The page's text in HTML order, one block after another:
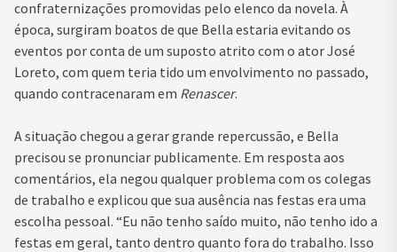
confraternizações promovidas pelo elenco da novela. À
época, surgiram boatos de que Bella estaria evitando os
eventos por conta de um suposto atrito com o ator José
Loreto, com quem teria tido um envolvimento no passado,
quando contracenaram em Renascer.
A situação chegou a gerar grande repercussão, e Bella
precisou se pronunciar publicamente. Em resposta aos
comentários, ela negou qualquer problema com os colegas
de trabalho e explicou que sua ausência nas festas era uma
escolha pessoal. “Eu não tenho saído muito, não tenho ido a
festas em geral, tanto dentro quanto fora do trabalho. Isso